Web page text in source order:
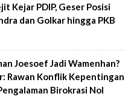
Kejar PDIP, Geser Posisi
dan Golkar hingga PKB
Joesoef Jadi Wamenhan?
Rawan Konflik Kepentingan
Birokrasi Nol